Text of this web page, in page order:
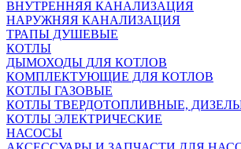
ВНУТРЕННЯЯ КАНАЛИЗАЦИЯ
НАРУЖНЯЯ КАНАЛИЗАЦИЯ
ТРАПЫ ДУШЕВЫЕ
КОТЛЫ
ДЫМОХОДЫ ДЛЯ КОТЛОВ
КОМПЛЕКТУЮЩИЕ ДЛЯ КОТЛОВ
КОТЛЫ ГАЗОВЫЕ
КОТЛЫ ТВЕРДОТОПЛИВНЫЕ,
КОТЛЫ ЭЛЕКТРИЧЕСКИЕ
НАСОСЫ